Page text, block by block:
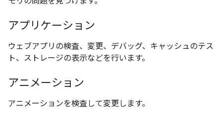
アプリケーション
ウェブアプリの検査、変更、デバッグ、キャッシュのテス
ト、ストレージの表示などを行います。
アニメーション
アニメーションを検査して変更します。